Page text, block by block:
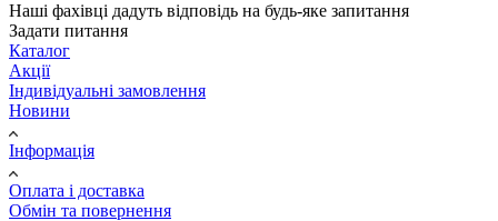
Наші фахівці дадуть відповідь на будь-яке запитання
Задати питання
Каталог
Акції
Індивідуальні замовлення
Новини
Інформація
Оплата і доставка
Обмін та повернення